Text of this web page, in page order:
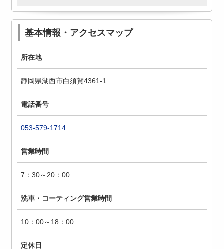
基本情報・アクセスマップ
所在地
静岡県湖西市白須賀4361-1
電話番号
053-579-1714
営業時間
7：30～20：00
洗車・コーティング営業時間
10：00～18：00
定休日